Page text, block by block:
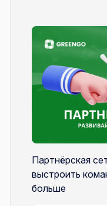
Партнёрская
выстроить
больше